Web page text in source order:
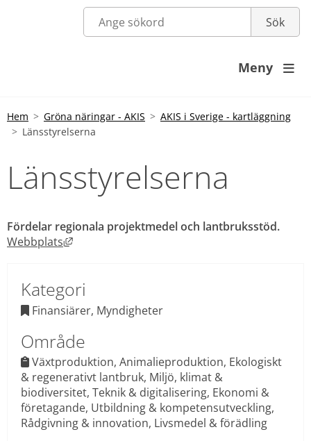
Meny 
Hem Gröna näringar - AKIS
AKIS i Sverige - kartläggning
Länsstyrelserna
Länsstyrelserna
Fördelar regionala projektmedel och lantbruksstöd.
Webbplats
Länk till annan webbplats, öppnas i nytt
Kategori
Finansiärer, Myndigheter
Område
 Växtproduktion, Animalieproduktion, Ekologiskt
& regenerativt lantbruk, Miljö, klimat &
biodiversitet, Teknik & digitalisering, Ekonomi &
företagande, Utbildning & kompetensutveckling,
Rådgivning & innovation, Livsmedel & förädling